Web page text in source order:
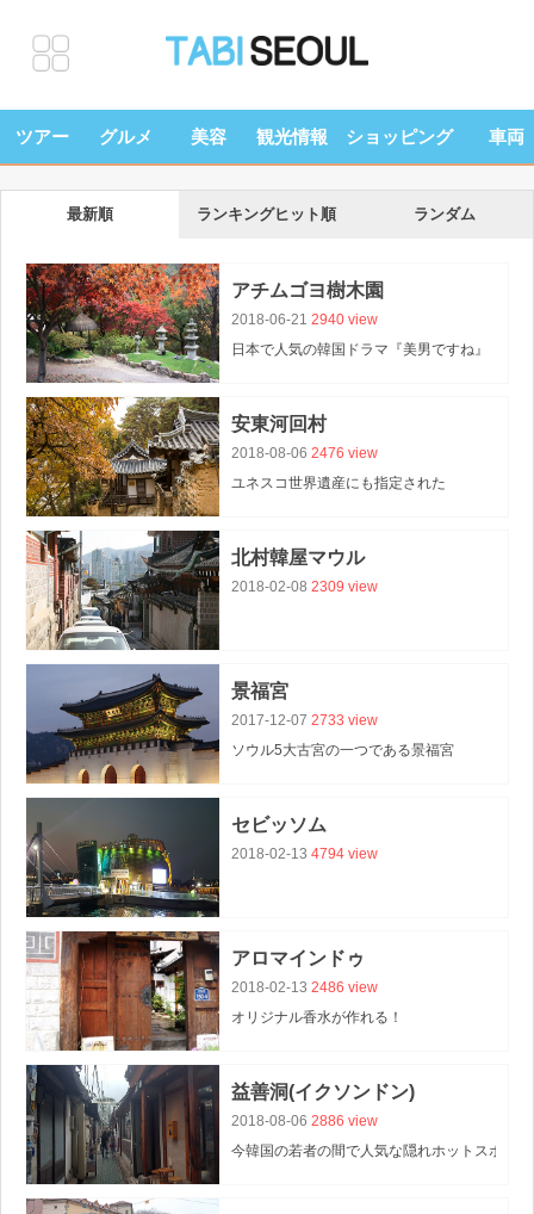
ツアー グルメ 美容 観光情報 ショッピング 車両
最新順 ランキングヒット順 ランダム
アチムゴヨ樹木園
2018-06-21 2940 view
日本で人気の韓国ドラマ『美男ですね』
様々の木々や花を見ることができる自然豊か
このアチムゴヨとは、
安東河回村
2018-08-06 2476 view
ユネスコ世界遺産にも指定された
北村韓屋マウル
2018-02-08 2309 view
景福宮
2017-12-07 2733 view
ソウル5大古宮の一つである景福宮
セビッソム
2018-02-13 4794 view
アロマインドゥ
2018-02-13 2486 view
オリジナル香水が作れる！
益善洞(イクソンドン)
2018-08-06 2886 view
今韓国の若者の間で人気な隠れホットスポット